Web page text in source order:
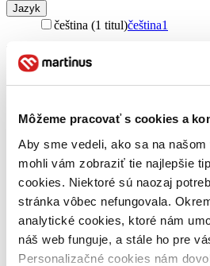
Môžeme pracovať s cookies a
Aby sme vedeli, ako sa na
mohli vám zobraziť tie najlepšie
cookies. Niektoré sú naozaj
stránka vôbec nefungovala.
analytické cookies, ktoré nám
náš web funguje, a stále ho pre
Personalizačné cookies nám
Jazyk
čeština (1 titul)čeština1
Téma
karma (1 titul)
spiritualita (1 titul)spiritualita1
Vydavateľstvo
Väzba
brožovaná väzba (1 titul)
Zúžiť výber
Zoradiť